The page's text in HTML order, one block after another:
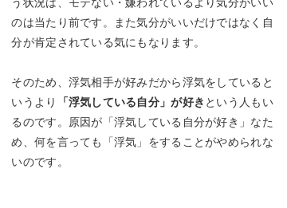
のは当たり前です。また気分がいいだけではなく自
分が肯定されている気にもなります。
そのため、浮気相手が好みだから浮気をしていると
いうより 「浮気している自分」が好き という人もい
るのです。原因が「浮気している自分が好き」なた
め、何を言っても「浮気」をすることがやめられな
いのです。